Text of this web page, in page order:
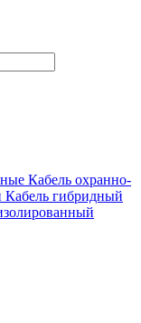
Кабель охранно-
Кабель гибридный